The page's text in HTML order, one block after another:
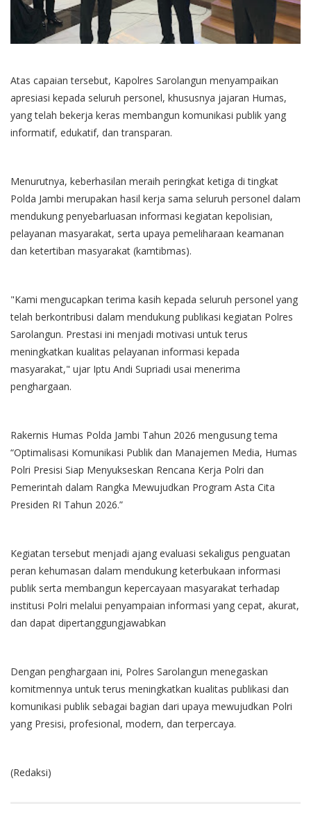
Atas capaian tersebut, Kapolres Sarolangun menyampaikan
apresiasi kepada seluruh personel, khususnya jajaran Humas,
yang telah bekerja keras membangun komunikasi publik yang
informatif, edukatif, dan transparan.
Menurutnya, keberhasilan meraih peringkat ketiga di tingkat
Polda Jambi merupakan hasil kerja sama seluruh personel dalam
mendukung penyebarluasan informasi kegiatan kepolisian,
pelayanan masyarakat, serta upaya pemeliharaan keamanan
dan ketertiban masyarakat (kamtibmas).
"Kami mengucapkan terima kasih kepada seluruh personel yang
telah berkontribusi dalam mendukung publikasi kegiatan Polres
Sarolangun. Prestasi ini menjadi motivasi untuk terus
meningkatkan kualitas pelayanan informasi kepada
masyarakat," ujar Iptu Andi Supriadi usai menerima
penghargaan.
Rakernis Humas Polda Jambi Tahun 2026 mengusung tema
“Optimalisasi Komunikasi Publik dan Manajemen Media, Humas
Polri Presisi Siap Menyukseskan Rencana Kerja Polri dan
Pemerintah dalam Rangka Mewujudkan Program Asta Cita
Presiden RI Tahun 2026.”
Kegiatan tersebut menjadi ajang evaluasi sekaligus penguatan
peran kehumasan dalam mendukung keterbukaan informasi
publik serta membangun kepercayaan masyarakat terhadap
institusi Polri melalui penyampaian informasi yang cepat, akurat,
dan dapat dipertanggungjawabkan
Dengan penghargaan ini, Polres Sarolangun menegaskan
komitmennya untuk terus meningkatkan kualitas publikasi dan
komunikasi publik sebagai bagian dari upaya mewujudkan Polri
yang Presisi, profesional, modern, dan terpercaya.
(Redaksi)